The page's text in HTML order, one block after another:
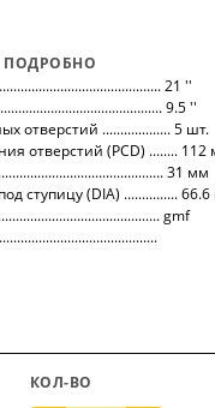
ПОДРОБНО
21 ''
9.5 ''
отверстий ................... 5 шт.
отверстий (PCD) ........ 112
31 мм
ступицу (DIA) ...............
gmf
КОЛ-ВО